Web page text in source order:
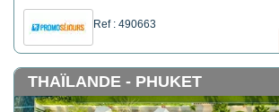
Ref : 490663
THAÏLANDE - PHUKET